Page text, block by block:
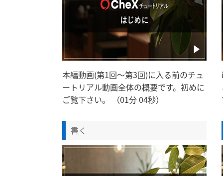
本編動画(第1回～第3回)に入る前のチュ
ートリアル動画全体の概要です。初めに
ご覧下さい。 （01分 04秒）
書く